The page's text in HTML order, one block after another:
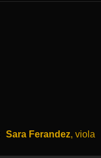
Sara Ferandez, viola